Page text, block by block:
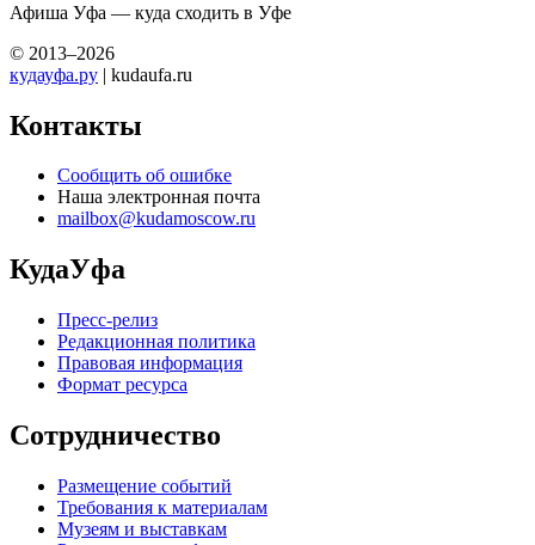
Афиша Уфа — куда сходить в Уфе
© 2013–2026
кудауфа.ру | kudaufa.ru
Контакты
Сообщить об ошибке
Наша электронная почта
mailbox@kudamoscow.ru
КудаУфа
Пресс-релиз
Редакционная политика
Правовая информация
Формат ресурса
Сотрудничество
Размещение событий
Требования к материалам
Музеям и выставкам